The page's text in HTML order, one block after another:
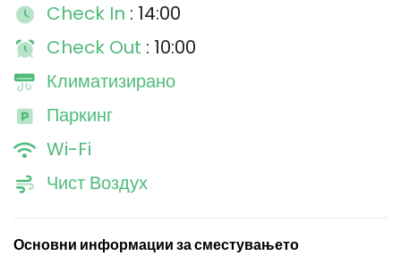
Check In : 14:00
Check Out : 10:00
Климатизирано
Паркинг
Wi-Fi
Чист Воздух
Основни информации за сместувањето